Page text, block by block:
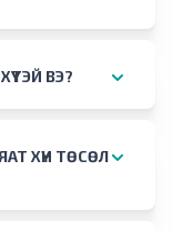
ВЭ?
ХҮН ТӨСӨЛ